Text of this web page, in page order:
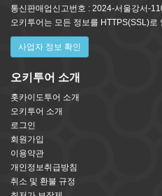
통신판매업신고번호 : 2024-서울강서-
오키투어는 모든 정보를 HTTPS(SSL)로
사업자 정보 확인
오키투어 소개
홋카이도투어 소개
오키투어 소개
로그인
회원가입
이용약관
개인정보취급방침
취소 및 환불 규정